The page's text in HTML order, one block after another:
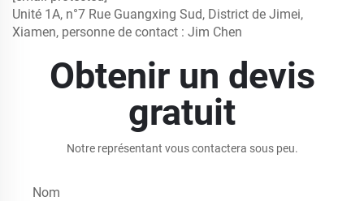
Unité 1A, n°7 Rue Guangxing Sud, District de Jimei,
Xiamen, personne de contact : Jim Chen
Obtenir un devis
gratuit
Notre représentant vous contactera sous peu.
Nom